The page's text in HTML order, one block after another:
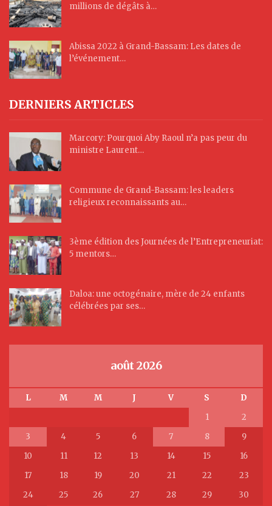
millions de dégâts à…
Abissa 2022 à Grand-Bassam: Les dates de
l’événement…
DERNIERS ARTICLES
Marcory: Pourquoi Aby Raoul n’a pas peur du
ministre Laurent…
Commune de Grand-Bassam: les leaders
religieux reconnaissants au…
3ème édition des Journées de l’Entrepreneuriat:
5 mentors…
Daloa: une octogénaire, mère de 24 enfants
célébrées par ses…
août 2026
L M M J V S
D
1
2
3
4 5 6 7 8
9
10
11 12 13 14 15
16
17
18 19 20 21 22
23
24
25 26 27 28 29 30